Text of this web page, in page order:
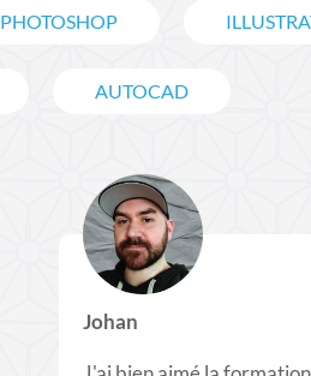
PHOTOSHOP
AUTOCAD
Johan